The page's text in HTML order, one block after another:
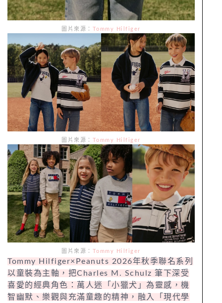
圖片來源： Tommy Hilfiger
圖片來源： Tommy Hilfiger
圖片來源： Tommy Hilfiger
Tommy Hilfiger×Peanuts 2026年秋季聯名系列
以童裝為主軸，把Charles M. Schulz 筆下深受
喜愛的經典角色：萬人迷「小獵犬」為靈感，機
智幽默、樂觀與充滿童趣的精神，融入「現代學